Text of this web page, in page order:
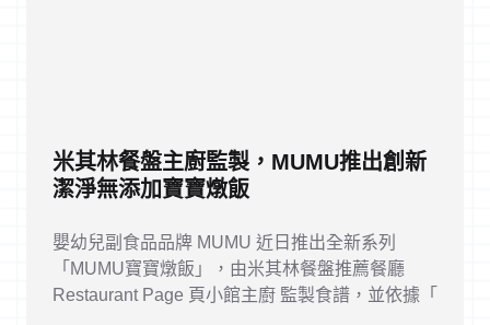
米其林餐盤主廚監製，MUMU推出創新
潔淨無添加寶寶燉飯
嬰幼兒副食品品牌 MUMU 近日推出全新系列
「MUMU寶寶燉飯」，由米其林餐盤推薦餐廳
Restaurant Page 頁小館主廚 監製食譜，並依據「
...